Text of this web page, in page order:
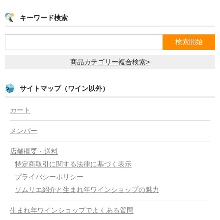
キーワード検索
商品カテゴリー複合検索>
サイトマップ（ワイン以外）
カート
メンバー
店舗概要・送料
特定商取引に関する法律に基づく表示
プライバシーポリシー
ソムリエ紹介と生まれ年ワインショップの魅力
生まれ年ワインショップでよくある質問